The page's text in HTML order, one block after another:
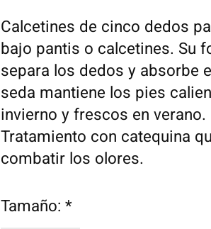
Calcetines de cinco dedos
bajo pantis o calcetines. Su
separa los dedos y absorbe
seda mantiene los pies
invierno y frescos en verano.
Tratamiento con catequina
combatir los olores.
Tamaño:*